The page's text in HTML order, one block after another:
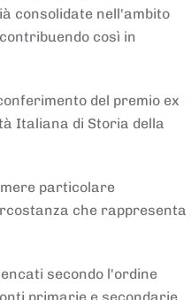
consolidate nell'ambito
così in
del premio ex
Italiana di Storia della
particolare
che rappresenta
secondo l'ordine